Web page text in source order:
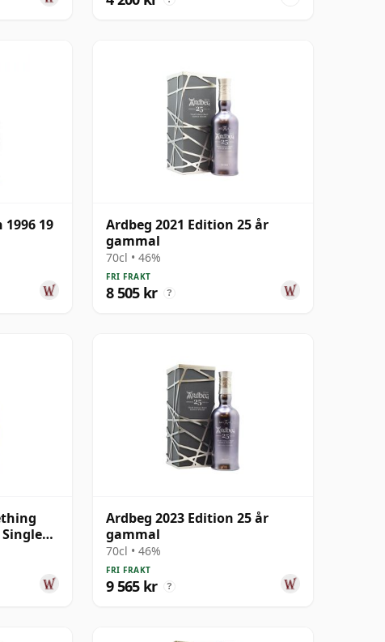
19
Ardbeg 2021 Edition 25 år
gammal
70cl • 46%
FRI FRAKT
8 505 kr ?
Ardbeg 2023 Edition 25 år
gammal
70cl • 46%
FRI FRAKT
9 565 kr ?